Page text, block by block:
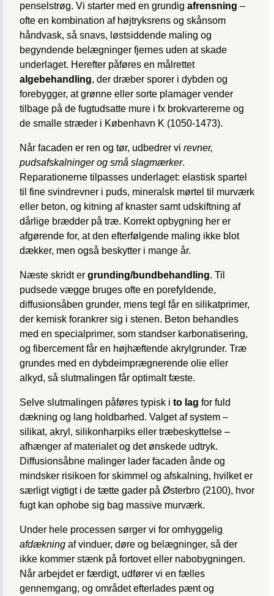
penselstrøg. Vi starter med en grundig afrensning –
ofte en kombination af højtryksrens og skånsom
håndvask, så snavs, løstsiddende maling og
begyndende belægninger fjernes uden at skade
underlaget. Herefter påføres en målrettet
algebehandling, der dræber sporer i dybden og
forebygger, at grønne eller sorte plamager vender
tilbage på de fugt­udsatte mure i fx brokvartererne og
de smalle stræder i København K (1050-1473).
Når facaden er ren og tør, udbedrer vi revner,
pudsafskalninger og små slagmærker.
Reparationerne tilpasses underlaget: elastisk spartel
til fine svindrevner i puds, mineralsk mørtel til murværk
eller beton, og kitning af knaster samt udskiftning af
dårlige brædder på træ. Korrekt opbygning her er
afgørende for, at den efterfølgende maling ikke blot
dækker, men også beskytter i mange år.
Næste skridt er grunding/bundbehandling. Til
pudsede vægge bruges ofte en porefyldende,
diffusionsåben grunder, mens tegl får en silikatprimer,
der kemisk forankrer sig i stenen. Beton behandles
med en specialprimer, som standser karbonatisering,
og fibercement får en høj­hæftende akrylgrunder. Træ
grundes med en dybdeimprægnerende olie eller
alkyd, så slutmalingen får optimalt fæste.
Selve slutmalingen påføres typisk i to lag for fuld
dækning og lang holdbarhed. Valget af system –
silikat, akryl, silikonharpiks eller træbeskyttelse –
afhænger af materialet og det ønskede udtryk.
Diffusionsåbne malinger lader facaden ånde og
mindsker risikoen for skimmel og afskalning, hvilket er
særligt vigtigt i de tætte gader på Østerbro (2100), hvor
fugt kan ophobe sig bag massive murværk.
Under hele processen sørger vi for omhyggelig
afdækning af vinduer, døre og belægninger, så der
ikke kommer stænk på fortovet eller nabobygningen.
Når arbejdet er færdigt, udfører vi en fælles
gennemgang, og området efterlades pænt og